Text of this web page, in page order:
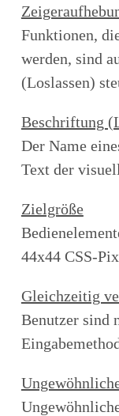
Funktionen,
werden, sind
(Loslassen)
Beschriftung
Der Name
Text der
Zielgröße
44x44 CSS-
Gleichzeitig
Benutzer sind